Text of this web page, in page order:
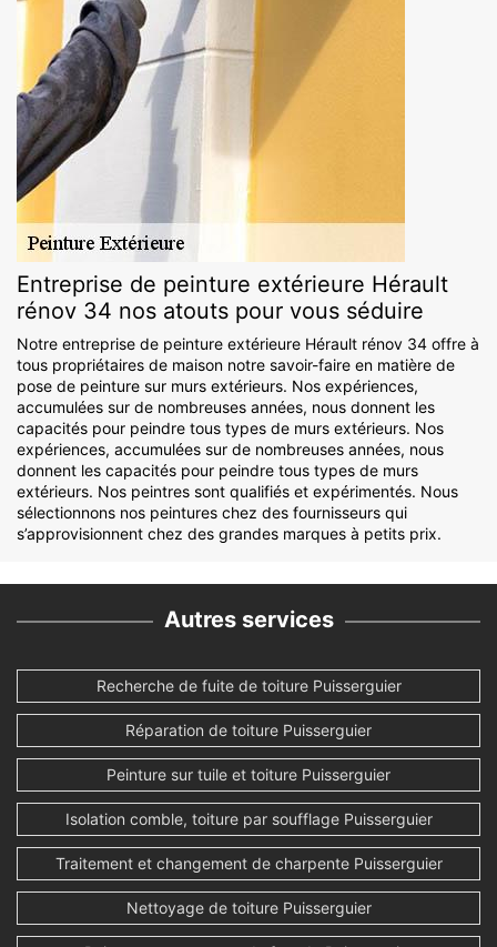
Entreprise de peinture extérieure Hérault
rénov 34 nos atouts pour vous séduire
Notre entreprise de peinture extérieure Hérault rénov 34 offre à
tous propriétaires de maison notre savoir-faire en matière de
pose de peinture sur murs extérieurs. Nos expériences,
accumulées sur de nombreuses années, nous donnent les
capacités pour peindre tous types de murs extérieurs. Nos
expériences, accumulées sur de nombreuses années, nous
donnent les capacités pour peindre tous types de murs
extérieurs. Nos peintres sont qualifiés et expérimentés. Nous
sélectionnons nos peintures chez des fournisseurs qui
s’approvisionnent chez des grandes marques à petits prix.
Autres services
Recherche de fuite de toiture Puisserguier
Réparation de toiture Puisserguier
Peinture sur tuile et toiture Puisserguier
Isolation comble, toiture par soufflage Puisserguier
Traitement et changement de charpente Puisserguier
Nettoyage de toiture Puisserguier